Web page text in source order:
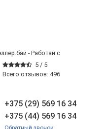
- Работай с
5 / 5
Всего отзывов: 496
+375 (29) 569 16 34
+375 (44) 569 16 34
Обратный звонок